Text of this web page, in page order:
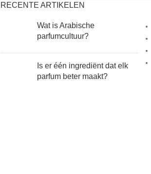
RECENTE ARTIKELEN
Wat is Arabische
parfumcultuur?
Is er één ingrediënt dat elk
parfum beter maakt?